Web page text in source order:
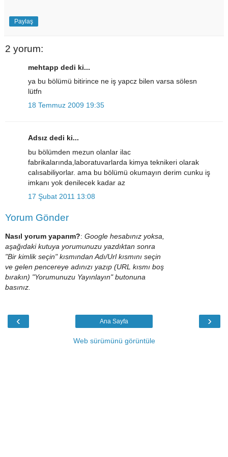
Paylaş
2 yorum:
mehtapp dedi ki...
ya bu bölümü bitirince ne iş yapcz bilen varsa sölesn
lütfn
18 Temmuz 2009 19:35
Adsız dedi ki...
bu bölümden mezun olanlar ilac
fabrikalarında,laboratuvarlarda kimya teknikeri olarak
calısabiliyorlar. ama bu bölümü okumayın derim cunku iş
imkanı yok denilecek kadar az
17 Şubat 2011 13:08
Yorum Gönder
Nasıl yorum yaparım?: Google hesabınız yoksa,
aşağıdaki kutuya yorumunuzu yazdıktan sonra
"Bir kimlik seçin" kısmından Adı/Url kısmını seçin
ve gelen pencereye adınızı yazıp (URL kısmı boş
bırakın) "Yorumunuzu Yayınlayın" butonuna
basınız.
‹ ›
Ana Sayfa
Web sürümünü görüntüle